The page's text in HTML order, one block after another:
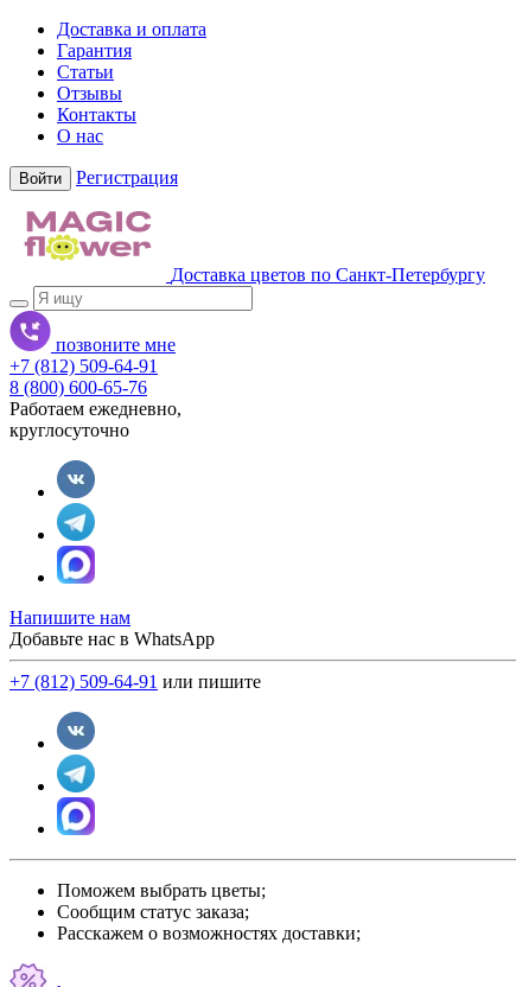
Доставка и оплата
Гарантия
Статьи
Отзывы
Контакты
О нас
Войти Регистрация
Доставка цветов по Санкт-Петербургу
позвоните мне
+7 (812) 509-64-91
8 (800) 600-65-76
Работаем ежедневно,
круглосуточно
Напишите нам
Добавьте нас в WhatsApp
+7 (812) 509-64-91 или пишите
Поможем выбрать цветы;
Сообщим статус заказа;
Расскажем о возможностях доставки;